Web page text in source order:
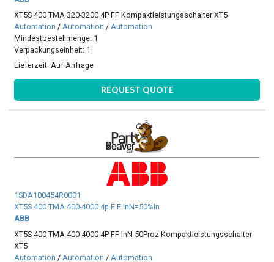
XT5S 400 TMA 320-3200 4P FF Kompaktleistungsschalter XT5
Automation / Automation / Automation
Mindestbestellmenge: 1
Verpackungseinheit: 1
Lieferzeit: Auf Anfrage
REQUEST QUOTE
1SDA100454R0001
XT5S 400 TMA 400-4000 4p F F InN=50%In
ABB
XT5S 400 TMA 400-4000 4P FF InN 50Proz Kompaktleistungsschalter
XT5
Automation / Automation / Automation